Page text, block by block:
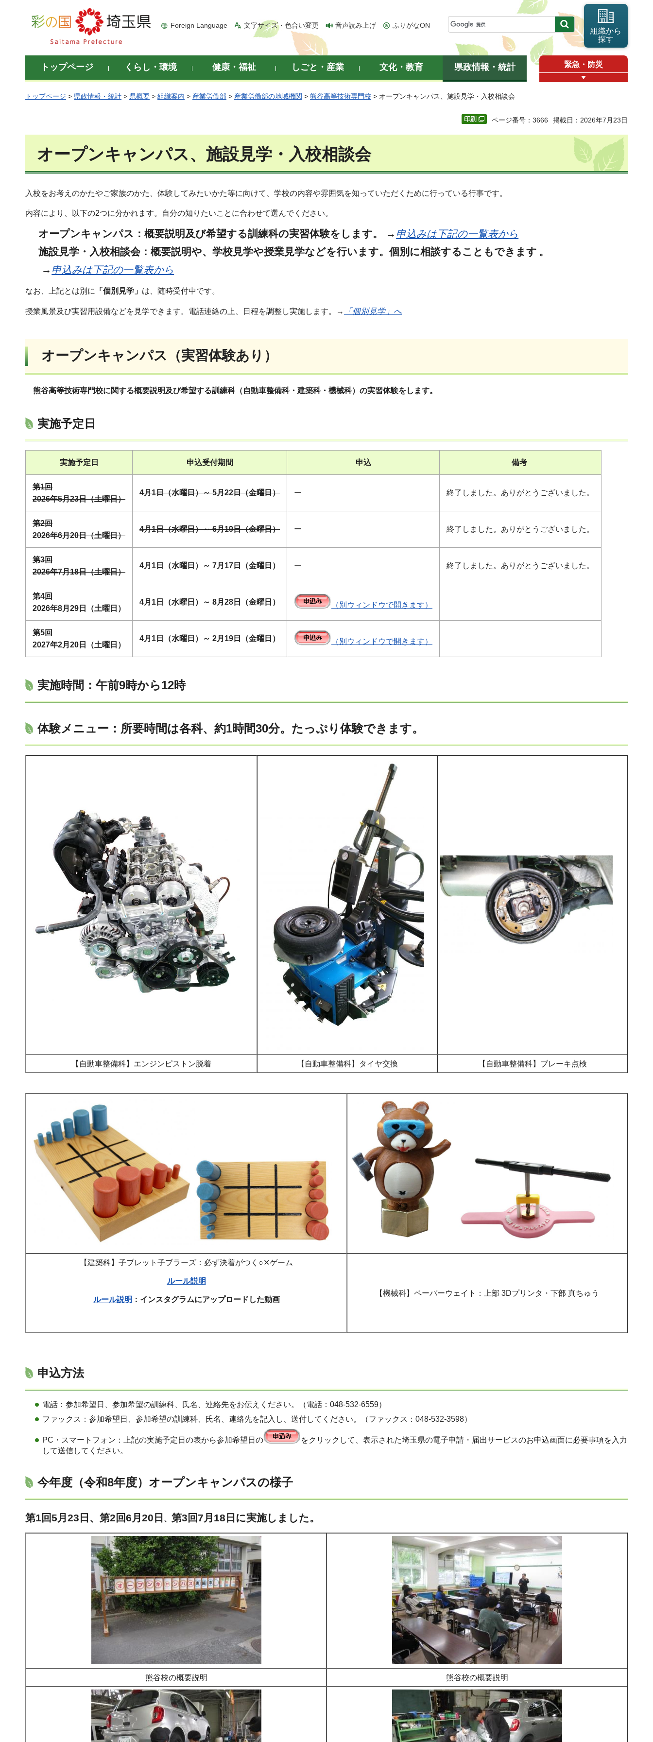
彩の国 埼玉県
Foreign Language 文字サイズ・色合い変更 音声読み上げ ふりがなON
組織から
探す
トップページ くらし・環境 健康・福祉 しごと・産業 文化・教育 県政情報・統計 緊急・防災
トップページ > 県政情報・統計 > 県概要 > 組織案内 > 産業労働部 > 産業労働部の地域機関 > 熊谷高等技術専門校 > オープンキャンパス、施設見学・入校相談会
ページ番号：3666 掲載日：2026年7月23日
オープンキャンパス、施設見学・入校相談会
入校をお考えのかたやご家族のかた、体験してみたいかた等に向けて、学校の内容や雰囲気を知っていただくために行っている行事です。
内容により、以下の2つに分かれます。自分の知りたいことに合わせて選んでください。
オープンキャンパス：概要説明及び希望する訓練科の実習体験をします。 → 申込みは下記の一覧表から
施設見学 ・入校相談会：概要説明や、学校見学や授業見学などを行います。個別に相談することもできます 。
→ 申込みは下記の一覧表から
なお、上記とは別に 「個別見学」 は、随時受付中です。
授業風景及び実習用設備などを見学できます。電話連絡の上、日程を調整し実施します。→ 「個別見学」へ
オープンキャンパス（実習体験あり）
熊谷高等技術専門校に関する概要説明及び希望する訓練科（自動車整備科・建築科・機械科）の実習体験をします。
実施予定日
実施予定日 申込受付期間 申込 備考
第1回
2026年5月23日（土曜日）
4月1日（水曜日）～ 5月22日（金曜日） ー 終了しました。ありがとうございました。
第2回
2026年6月20日（土曜日）
4月1日（水曜日）～ 6月19日（金曜日） ー 終了しました。ありがとうございました。
第3回
2026年7月18日（土曜日）
4月1日（水曜日）～ 7月17日（金曜日） ー 終了しました。ありがとうございました。
第4回
2026年8月29日（土曜日）
4月1日（水曜日）～ 8月28日（金曜日） （別ウィンドウで開きます）
第5回
2027年2月20日（土曜日）
4月1日（水曜日）～ 2月19日（金曜日） （別ウィンドウで開きます）
実施時間：午前9時から12時
体験メニュー：所要時間は各科、約1時間30分。たっぷり体験できます。
【自動車整備科】エンジンピストン脱着 【自動車整備科】タイヤ交換 【自動車整備科】ブレーキ点検
【建築科】子ブレット子ブラーズ：必ず決着がつく○✕ゲーム
ルール説明
ルール説明 ：インスタグラムにアップロードした動画
【機械科】ペーパーウェイト：上部 3Dプリンタ・下部 真ちゅう
申込方法
電話：参加希望日、参加希望の訓練科、氏名、連絡先をお伝えください。（電話：048-532-6559）
ファックス：参加希望日、参加希望の訓練科、氏名、連絡先を記入し、送付してください。（ファックス：048-532-3598）
PC・スマートフォン：上記の実施予定日の表から参加希望日の
をクリックして、表示された埼玉県の電子申請・届出サービスのお申込画面に必要事項を入力
して送信してください。
今年度（令和8年度）オープンキャンパスの様子
第1回5月23日、第2回6月20日 、 第3回7月18日 に実施しました。
熊谷校の概要説明 熊谷校の概要説明